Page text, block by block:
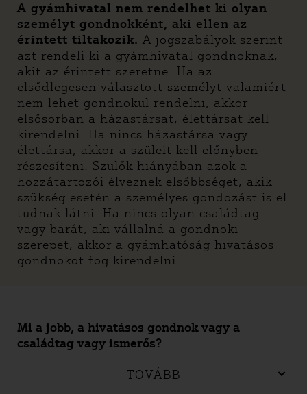
A gyámhivatal nem rendelhet ki olyan
személyt gondnokként, aki ellen az
érintett tiltakozik. A jogszabályok szerint
azt rendeli ki a gyámhivatal gondnoknak,
akit az érintett szeretne. Ha az
elsődlegesen választott személyt valamiért
nem lehet gondnokul rendelni, akkor
elsősorban a házastársat, élettársat kell
kirendelni. Ha nincs házastársa vagy
élettársa, akkor a szüleit kell előnyben
részesíteni. Szülők hiányában azok a
hozzátartozói élveznek elsőbbséget, akik
szükség esetén a személyes gondozást is el
tudnak látni. Ha nincs olyan családtag
vagy barát, aki vállalná a gondnoki
szerepet, akkor a gyámhatóság hivatásos
gondnokot fog kirendelni.
Mi a jobb, a hivatásos gondnok vagy a
családtag vagy ismerős?
TOVÁBB